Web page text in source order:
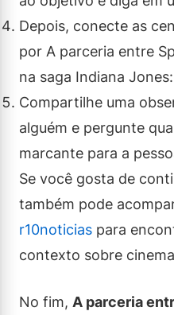
Depois, conecte as
por A parceria entre
na saga Indiana
Compartilhe uma
alguém e pergunte
marcante para a
Se você gosta de
também pode
r10noticias para
contexto sobre
No fim, A parceria